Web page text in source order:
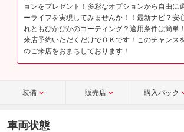
ョンをプレゼント！多彩なオプションから自由に
ーライフを実現してみませんか！！最新ナビ？安
れともぴかぴかのコーティング？適用条件は簡単
来店予約いただくだけでＯＫです！このチャンス
のご来店をおまちしております！
装備 販売店 購入パック
車両状態